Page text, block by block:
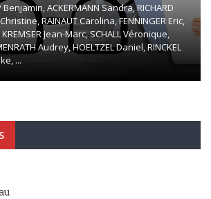
Benjamin, ACKERMANN Sandra, RICHARD
RAINAUT Carolina, FENNINGER Eric,
Jean-Marc, SCHALL Véronique,
Audrey, HOELTZEL Daniel, RINCKEL
...